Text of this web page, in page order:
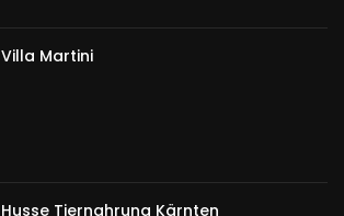
Villa Martini
Husse Tiernahrung Kärnten